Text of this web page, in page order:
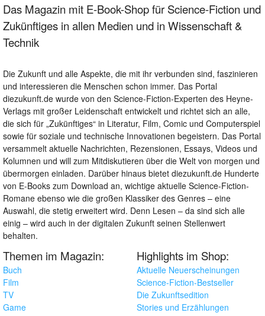
Das Magazin mit E-Book-Shop für Science-Fiction und
Zukünftiges in allen Medien und in Wissenschaft &
Technik
Die Zukunft und alle Aspekte, die mit ihr verbunden sind, faszinieren
und interessieren die Menschen schon immer. Das Portal
diezukunft.de wurde von den Science-Fiction-Experten des Heyne-
Verlags mit großer Leidenschaft entwickelt und richtet sich an alle,
die sich für „Zukünftiges“ in Literatur, Film, Comic und Computerspiel
sowie für soziale und technische Innovationen begeistern. Das Portal
versammelt aktuelle Nachrichten, Rezensionen, Essays, Videos und
Kolumnen und will zum Mitdiskutieren über die Welt von morgen und
übermorgen einladen. Darüber hinaus bietet diezukunft.de Hunderte
von E-Books zum Download an, wichtige aktuelle Science-Fiction-
Romane ebenso wie die großen Klassiker des Genres – eine
Auswahl, die stetig erweitert wird. Denn Lesen – da sind sich alle
einig – wird auch in der digitalen Zukunft seinen Stellenwert
behalten.
Themen im Magazin:
Buch
Film
TV
Game
Highlights im Shop:
Aktuelle Neuerscheinungen
Science-Fiction-Bestseller
Die Zukunftsedition
Stories und Erzählungen